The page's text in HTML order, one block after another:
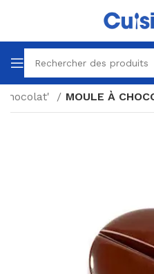
MOULE À